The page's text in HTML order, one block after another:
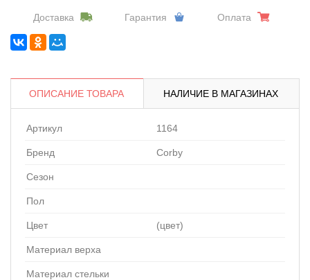
Доставка Гарантия Оплата
ОПИСАНИЕ ТОВАРА НАЛИЧИЕ В МАГАЗИНАХ
Артикул 1164
Бренд Corby
Сезон
Пол
Цвет (цвет)
Материал верха
Материал стельки